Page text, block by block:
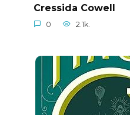
Cressida Cowell
0 2.1k.